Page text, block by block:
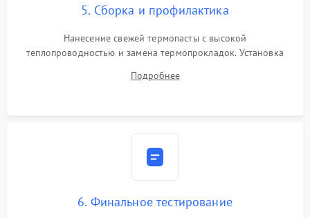
5. Сборка и профилактика
Нанесение свежей термопасты с высокой
теплопроводностью и замена термопрокладок. Установка
шлейфов, модулей памяти и накопителей. Предварительная
Подробнее
6. Финальное тестирование